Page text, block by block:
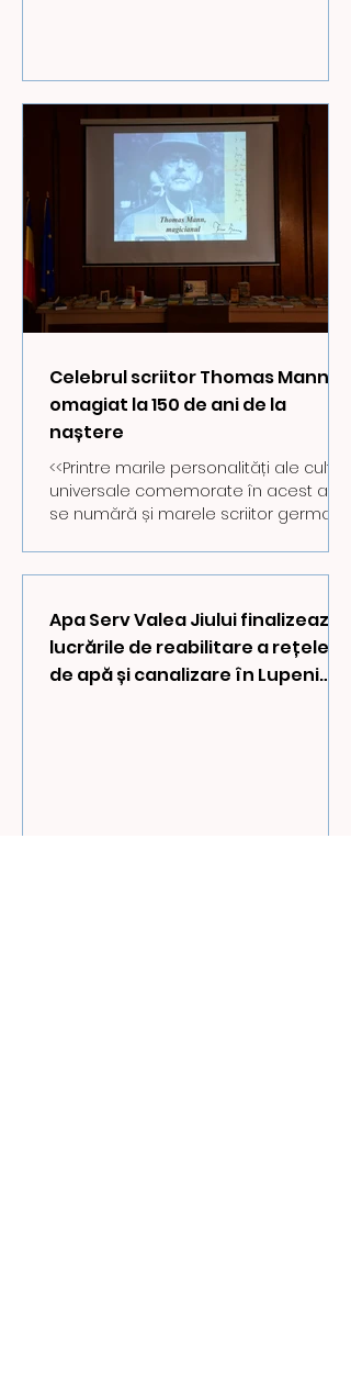
Celebrul scriitor Thomas Mann,
omagiat la 150 de ani de la
naștere
<<Printre marile personalități ale culturii
universale comemorate în acest an
se numără și marele scriitor german
Apa Serv Valea Jiului finalizează
lucrările de reabilitare a rețelelor
de apă și canalizare în Lupeni